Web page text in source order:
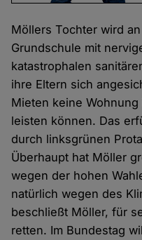
Möllers Tochter wird
Grundschule mit
katastrophalen
ihre Eltern sich
Mieten keine
leisten können. Das
durch linksgrünen
Überhaupt hat Möller
wegen der hohen
natürlich wegen des
beschließt Möller, für
retten. Im Bundestag